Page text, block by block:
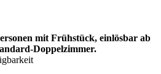
mit Frühstück, einlösbar ab
Doppelzimmer.